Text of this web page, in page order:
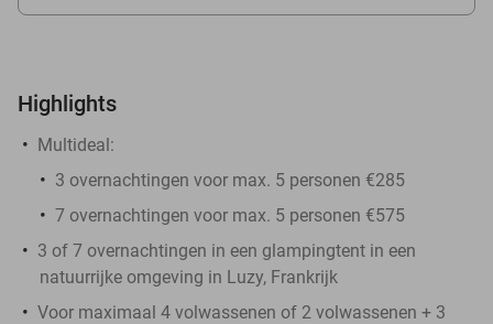
Highlights
Multideal:
3 overnachtingen voor max. 5 personen €285
7 overnachtingen voor max. 5 personen €575
3 of 7 overnachtingen in een glampingtent in een
natuurrijke omgeving in Luzy, Frankrijk
Voor maximaal 4 volwassenen of 2 volwassenen + 3